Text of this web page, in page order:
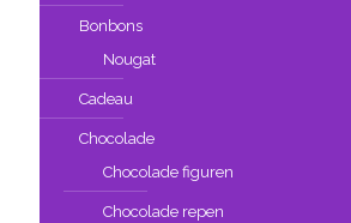
Bonbons
Nougat
Cadeau
Chocolade
Chocolade figuren
Chocolade repen